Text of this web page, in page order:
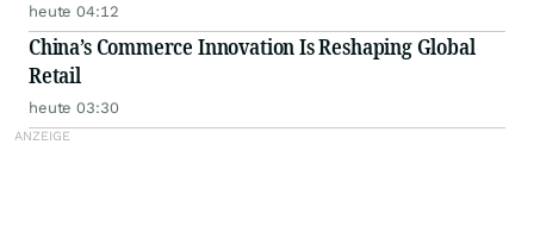
heute 04:12
China’s Commerce Innovation Is Reshaping Global
Retail
heute 03:30